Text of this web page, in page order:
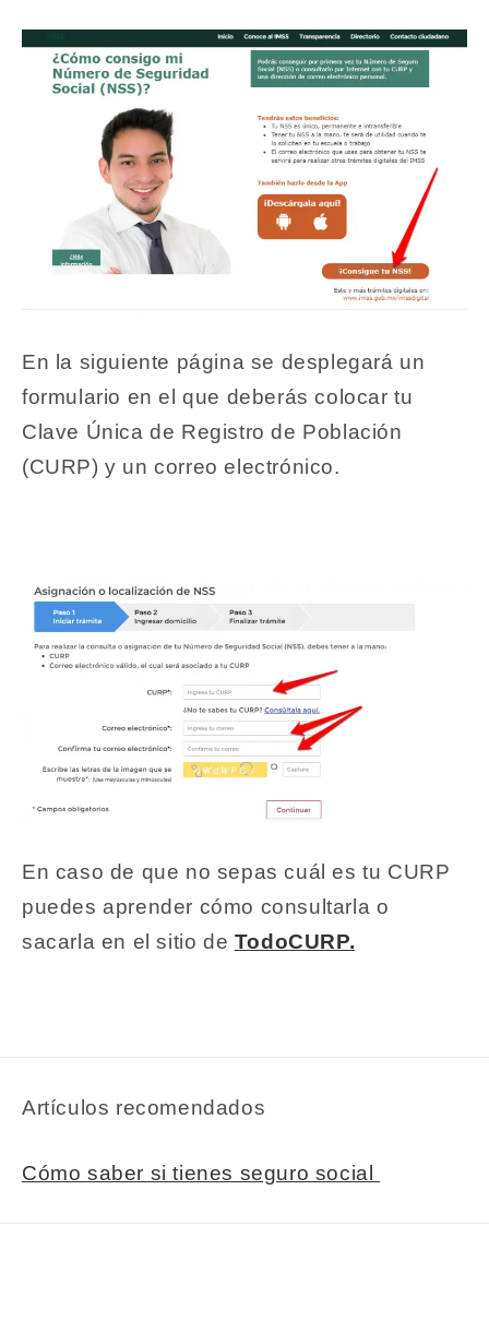
En la siguiente página se desplegará un
formulario en el que deberás colocar tu
Clave Única de Registro de Población
(CURP) y un correo electrónico.
En caso de que no sepas cuál es tu CURP
puedes aprender cómo consultarla o
sacarla en el sitio de TodoCURP.
Artículos recomendados
Cómo saber si tienes seguro social